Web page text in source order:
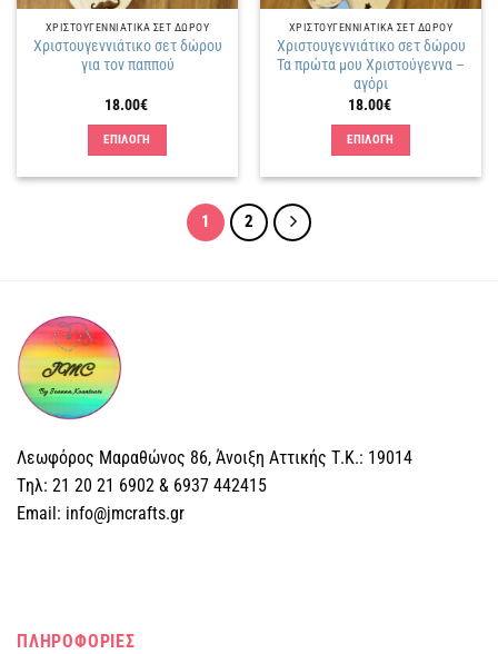
στη
σελίδα
του
στη
σελίδα
του
προϊόντος
ΧΡΙΣΤΟΥΓΕΝΝΙΑΤΙΚΑ ΣΕΤ ΔΩΡΟΥ
Χριστουγεννιάτικο σετ δώρου
για τον παππού
18.00€
ΕΠΙΛΟΓΗ
σελίδα
του
προϊόντος
ΧΡΙΣΤΟΥΓΕΝΝΙΑΤΙΚΑ ΣΕΤ ΔΩΡΟΥ
Χριστουγεννιάτικο σετ δώρου
Τα πρώτα μου Χριστούγεννα –
αγόρι
18.00€
ΕΠΙΛΟΓΗ
του
1 2
Λεωφόρος Μαραθώνος 86, Άνοιξη Αττικής Τ.Κ.: 19014
Tηλ: 21 20 21 6902 & 6937 442415
Email: info@jmcrafts.gr
ΠΛΗΡΟΦΟΡΙΕΣ